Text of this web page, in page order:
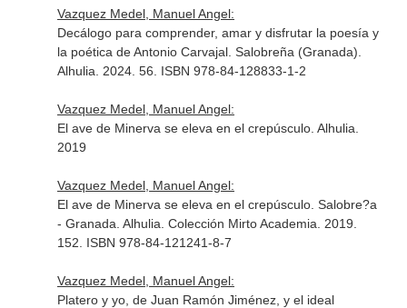
Vazquez Medel, Manuel Angel:
Decálogo para comprender, amar y disfrutar la poesía y
la poética de Antonio Carvajal. Salobreña (Granada).
Alhulia. 2024. 56. ISBN 978-84-128833-1-2
Vazquez Medel, Manuel Angel:
El ave de Minerva se eleva en el crepúsculo. Alhulia.
2019
Vazquez Medel, Manuel Angel:
El ave de Minerva se eleva en el crepúsculo. Salobre?a
- Granada. Alhulia. Colección Mirto Academia. 2019.
152. ISBN 978-84-121241-8-7
Vazquez Medel, Manuel Angel:
Platero y yo, de Juan Ramón Jiménez, y el ideal